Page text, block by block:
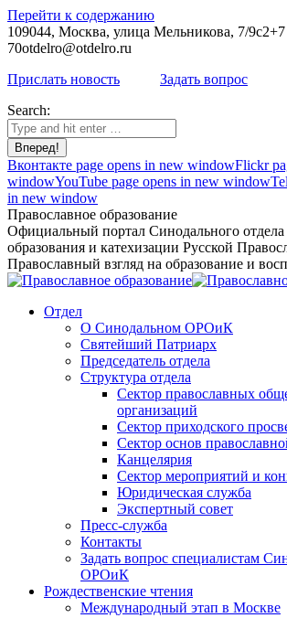
Перейти к содержанию
109044, Москва, улица Мельникова, 7/9с2
70otdelro@otdelro.ru
Прислать новость
Задать вопрос
Search:
Вконтакте page opens in new windowFlickr
windowYouTube page opens in new window
in new window
Православное образование
Официальный портал Синодального отдела
образования и катехизации Русской
Православный взгляд на образование и
Отдел
О Синодальном ОРОиК
Святейший Патриарх
Председатель отдела
Структура отдела
Сектор православных
организаций
Сектор приходского
Сектор основ
Канцелярия
Сектор мероприятий и
Юридическая служба
Экспертный совет
Пресс-служба
Контакты
Задать вопрос специалистам
ОРОиК
Рождественские чтения
Международный этап в Москве